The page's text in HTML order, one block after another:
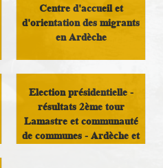
Centre d'accueil et
d'orientation des migrants
en Ardèche
Election présidentielle -
résultats 2ème tour
Lamastre et communauté
de communes - Ardèche et